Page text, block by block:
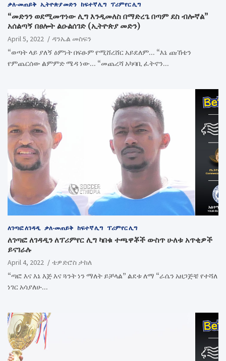
ቃለ-መጠይቅ ኢትዮጵያ መድን ከፍተኛ ሊግ ፕሪምየር ሊግ
“መድንን ወደሚመጥነው ሊግ እንዲመለስ በማድረጌ በጣም ደስ ብሎኛል”
አሰልጣኝ በፀሎት ልዑልሰገድ (ኢትዮጵያ መድን)
April 5, 2022
ዳንኤል መስፍን
“ወጣት ላይ ያለኝ ዕምነት በፍፁም የሚሸረሸር አይደለም… “እኔ ጩኸቴን
የምጨርሰው ልምምድ ሜዳ ነው… “መጨረሻ አካባቢ ፈትኖን…
ለገጣፎ ለገዳዲ ቃለ-መጠይቅ ከፍተኛ ሊግ ፕሪምየር ሊግ
ለገጣፎ ለገዳዲን ለፕሪምየር ሊግ ካበቁ ተጫዋቾች ውስጥ ሁለቱ አጥቂዎች
ይናገራሉ
April 4, 2022
ቴዎድሮስ ታከለ
“ጣፎ እና እኔ እጅ እና ጓንት ነን ማለት ይቻላል” ልደቱ ለማ “ራሴን አዘጋጅቼ የተሻለ
ነገር አሳያለሁ…